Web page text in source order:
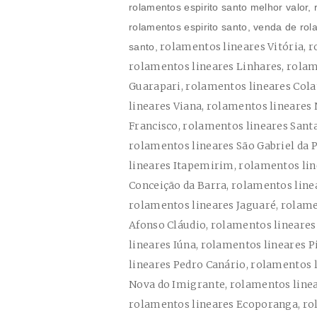
rolamentos espirito santo melhor
rolamentos espirito santo, venda de
santo, rolamentos lineares Vitória, rolamentos lineares Cachoeiro de Itapemirim, rolamentos lineares Linhares, rolamentos lineares São Mateus, rolamentos lineares Guarapari, rolamentos lineares Colatina, rolamentos lineares Aracruz, rolamentos lineares Viana, rolamentos lineares Nova Venécia, rolamentos lineares Barra de São Francisco, rolamentos lineares Santa Maria de Jetibá, rolamentos lineares Marataízes, rolamentos lineares São Gabriel da Palha, rolamentos lineares Castelo, rolamentos lineares Itapemirim, rolamentos lineares Domingos Martins, rolamentos lineares Conceição da Barra, rolamentos lineares Baixo Guandu, rolamentos lineares Guaçuí, rolamentos lineares Jaguaré, rolamentos lineares Sooretama, rolamentos lineares Afonso Cláudio, rolamentos lineares Alegre, rolamentos lineares Anchieta, rolamentos lineares Iúna, rolamentos lineares Pinheiros, rolamentos lineares Ibatiba, rolamentos lineares Pedro Canário, rolamentos lineares Mimoso do Sul, rolamentos lineares Venda Nova do Imigrante, rolamentos lineares Santa Teresa, rolamentos lineares Pancas, rolamentos lineares Ecoporanga, rolamentos lineares Piúma, rolamentos lineares Fundão, rolamentos lineares Vargem Alta, rolamentos lineares Rio Bananal, rolamentos lineares Montanha, rolamentos lineares Muniz Freire, rolamentos lineares Marechal Floriano, rolamentos lineares João Neiva, rolamentos lineares Muqui, rolamentos lineares Mantenópolis, rolamentos lineares Boa Esperança, rolamentos lineares Itaguaçu, rolamentos lineares Alfredo Chaves, rolamentos lineares Vila Valério, rolamentos lineares Iconha, rolamentos lineares Irupi, rolamentos lineares Conceição do Castelo, rolamentos lineares Marilândia, rolamentos lineares Governador Lindenberg, rolamentos lineares Brejetuba, rolamentos lineares Ibiraçu, rolamentos lineares São Roque do Canaã, rolamentos lineares Santa Leopoldina, rolamentos lineares Jerônimo Monteiro, rolamentos lineares Presidente Kennedy, rolamentos lineares Atílio Vivácqua, rolamentos lineares Rio Novo do Sul, rolamentos lineares Água Doce do Norte, rolamentos lineares Laranja da Terra, rolamentos lineares Itarana, rolamentos lineares São José do Calçado, rolamentos lineares Bom Jesus do Norte, rolamentos lineares Águia Branca, rolamentos lineares Vila Pavão, rolamentos lineares Ibitirama, rolamentos lineares São Domingos do Norte, rolamentos lineares Ponto Belo, rolamentos lineares Alto Rio Novo, rolamentos lineares Apiacá, rolamentos lineares Dores do Rio Preto, rolamentos lineares Mucurici, rolamentos lineares Divino de São Lourenço, rolamentos isb Serra, rolamentos isb industries Serra, rolamento isb industries Serra, rolamentos isb Vila Velha, rolamentos isb industries Vila Velha, rolamento isb industries Vila Velha, rolamentos isb Cariacica, rolamentos isb industries Cariacica, rolamento isb industries Cariacica, rolamentos isb Vitória, rolamentos isb industries Vitória, rolamento isb industries Vitória, rolamentos isb Cachoeiro de Itapemirim, rolamentos isb industries Cachoeiro de Itapemirim, rolamento isb industries Cachoeiro de Itapemirim, rolamentos isb Linhares, rolamentos isb industries Linhares, rolamento isb industries Linhares, rolamentos isb São Mateus, rolamentos isb industries São Mateus, rolamento isb industries São Mateus, rolamentos isb Guarapari, rolamentos isb industries Guarapari, rolamento isb industries Guarapari, rolamentos isb Colatina, rolamentos isb industries Colatina, rolamento isb industries Colatina, rolamentos isb Aracruz, rolamentos isb industries Aracruz, rolamento isb industries Aracruz, rolamentos isb Viana, rolamentos isb industries Viana, rolamento isb industries Viana, rolamentos isb Nova Venécia, rolamentos isb industries Nova Venécia, rolamento isb industries Nova Venécia, rolamentos isb Barra de São Francisco, rolamentos isb industries Barra de São Francisco, rolamento isb industries Barra de São